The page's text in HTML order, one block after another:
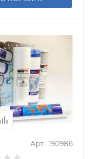
Арт.: 190986